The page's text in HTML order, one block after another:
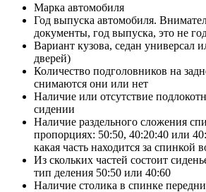
Марка автомобиля
Год выпуска автомобиля.
документы, год выпуска, это не
Вариант кузова, седан универсал
дверей)
Количество подголовников на
снимаются они или нет
Наличие или отсутствие
сидении
Наличие раздельного сложения
пропорциях: 50:50, 40:20:40 или
какая часть находится за спинкой
Из скольких частей состоит
тип деления 50:50 или 40:60
Наличие столика в спинке